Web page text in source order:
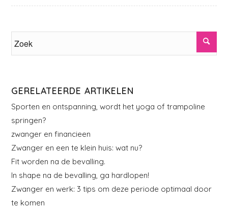
GERELATEERDE ARTIKELEN
Sporten en ontspanning, wordt het yoga of trampoline
springen?
zwanger en financieen
Zwanger en een te klein huis: wat nu?
Fit worden na de bevalling.
In shape na de bevalling, ga hardlopen!
Zwanger en werk: 3 tips om deze periode optimaal door
te komen